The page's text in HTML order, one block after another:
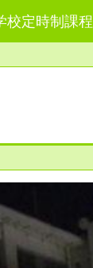
校定時制課程